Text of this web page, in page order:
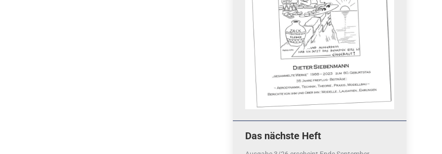
Das nächste Heft
Ergebnisse
bezahlen mit / pay by
PayPal
Datenschutzerklärung
Cookie-Richtlinie (EU)